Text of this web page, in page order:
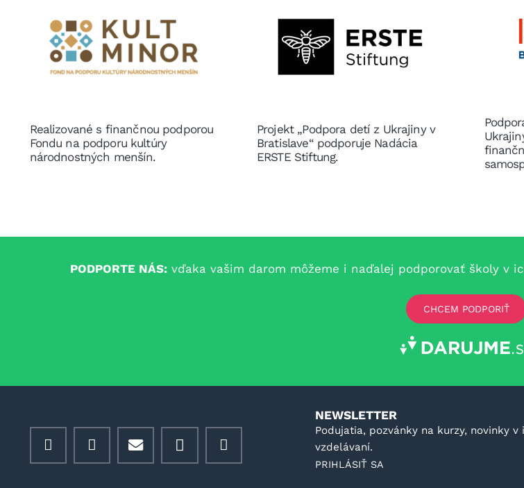
Realizované s finančnou podporou
Fondu na podporu kultúry
národnostných menšín.
Projekt „Podpora detí z Ukrajiny v
Bratislave“ podporuje Nadácia
ERSTE Stiftung.
PODPORTE NÁS:vďaka vašim darom môžeme i naďalej podporovať školy v
CHCEM PODPORIŤ
NEWSLETTER
Podujatia, pozvánky na kurzy, novinky v
vzdelávaní.
PRIHLÁSIŤ SA